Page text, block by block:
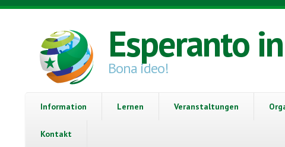
Direkt zum Inhalt
Esperanto
Bona ideo!
Information Lernen Veranstaltungen
Kontakt